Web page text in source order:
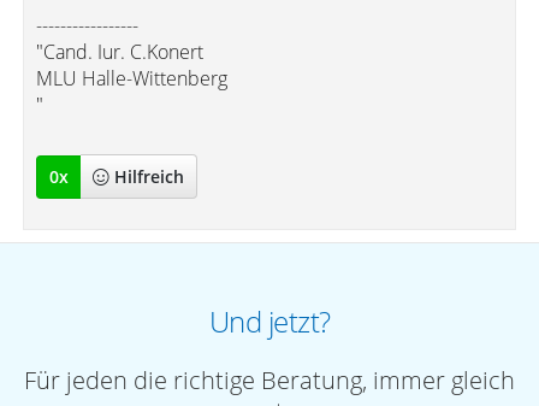
-----------------
"Cand. Iur. C.Konert
MLU Halle-Wittenberg
"
0x Hilfreich
Und jetzt?
Für jeden die richtige Beratung, immer gleich